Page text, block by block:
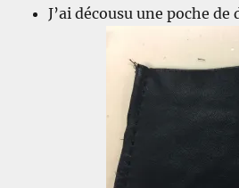
J’ai décousu une poche de